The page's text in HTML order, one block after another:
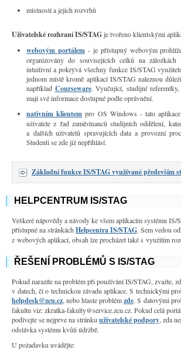
místností a jejich rozvrhů
Uživatelské rozhraní IS/STAGje tvořeno klientskými
webovým portálem- je přístupný webovým
organizovány do souvisejících celků na
intuitivní a pokrývá všechny funkce IS/STAG
jednom místě kromě aplikací IS/STAG naleznou
například Courseware. Vyučující, studijní
mají své informace dostupné podle oprávnění.
nativním klientem pro OS Windows - tato
uživatele z řad zaměstnanců studijních oddělení,
a dalších uživatelů spravujících data a provozní
Studenti se zde již nepřihlásí.
Základní funkce IS/STAG využívané především
HELPCENTRUM IS/STAG
Veškeré nápovědy a návody ke všem aplikacím systému IS/
přístupné na stránkách Helpcentra IS/STAG. Sem vedou
z webových aplikací, obsah lze procházet také s využitím
ŘEŠENÍ PROBLÉMŮ S IS/STAG
Pokud narazíte na problém při používání IS/STAG, zvažte,
v datech, či o technickou závadu aplikace. S technickými
helpdesk@zcu.cz , nebo hlaste problémzde. S datovými
fakultu viz: zkratka-fakulty@service.zcu.cz. Pokud celá
podívejte se nejprve na stránku uživatelské podpory , zda
odstávka systému kvůli údržbě.
U požadavku uvádějte: